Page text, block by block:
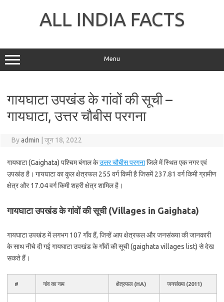
ALL INDIA FACTS
Menu
गायघाटा उपखंड के गांवों की सूची –
गायघाटा, उत्तर चौबीस परगना
Byadmin जून 18, 2022
गायघाटा (Gaighata) पश्चिम बंगाल केउत्तर चौबीस परगनाजिले में स्थित एक नगर एवं
उपखंड है। गायघाटा का कुल क्षेत्रफल 255 वर्ग किमी है जिसमें 237.81 वर्ग किमी ग्रामीण
क्षेत्र और 17.04 वर्ग किमी शहरी क्षेत्र शामिल है।
गायघाटा उपखंड के गांवों की सूची (Villages in Gaighata)
गायघाटा उपखंड में लगभग 107 गाँव हैं, जिन्हें आप क्षेत्रफल और जनसंख्या की जानकारी
के साथ नीचे दी गई गायघाटा उपखंड के गाँवों की सूची (gaighata villages list) से देख
सकते हैं।
# गांव का नाम क्षेत्रफल (HA) जनसंख्या (2011)